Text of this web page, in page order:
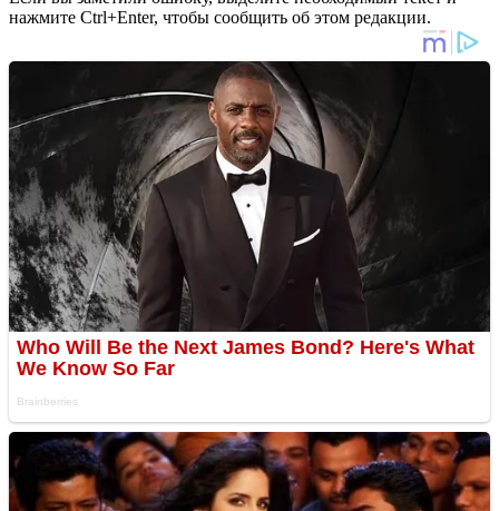
нажмите Ctrl+Enter, чтобы сообщить об этом редакции.